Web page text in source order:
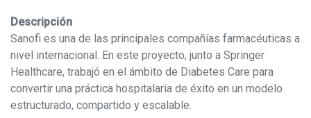
Descripción
Sanofi es una de las principales compañías farmacéuticas a
nivel internacional. En este proyecto, junto a Springer
Healthcare, trabajó en el ámbito de Diabetes Care para
convertir una práctica hospitalaria de éxito en un modelo
estructurado, compartido y escalable.